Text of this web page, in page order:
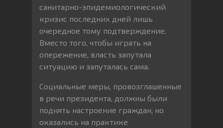
санитарно-эпидемиологический
кризис последних дней лишь
очередное тому подтверждение.
Вместо того, чтобы играть на
опережение, власть запутала
ситуацию и запуталась сама.
Социальные меры, провозглашенные
в речи президента, должны были
поднять настроение граждан, но
оказались на практике